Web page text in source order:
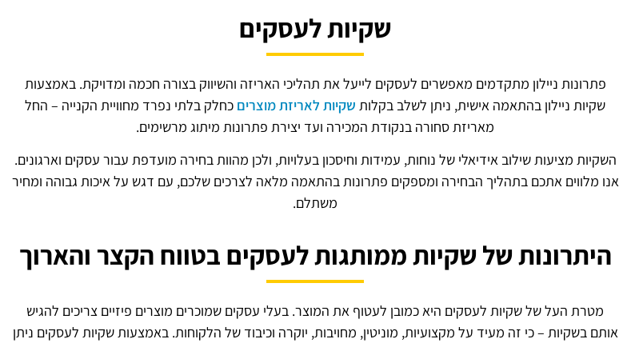
שקיות לעסקים
פתרונות ניילון מתקדמים מאפשרים לעסקים לייעל את תהליכי האריזה והשיווק בצורה חכמה ומדויקת. באמצעות
שקיות ניילון בהתאמה אישית, ניתן לשלב בקלות שקיות לאריזת מוצרים כחלק בלתי נפרד מחוויית הקנייה – החל
מאריזת סחורה בנקודת המכירה ועד יצירת פתרונות מיתוג מרשימים.
השקיות מציעות שילוב אידיאלי של נוחות, עמידות וחיסכון בעלויות, ולכן מהוות בחירה מועדפת עבור עסקים וארגונים.
אנו מלווים אתכם בתהליך הבחירה ומספקים פתרונות בהתאמה מלאה לצרכים שלכם, עם דגש על איכות גבוהה ומחיר
משתלם.
היתרונות של שקיות ממותגות לעסקים בטווח הקצר והארוך
מטרת העל של שקיות לעסקים היא כמובן לעטוף את המוצר. בעלי עסקים שמוכרים מוצרים פיזיים צריכים להגיש
אותם בשקיות – כי זה מעיד על מקצועיות, מוניטין, מחויבות, יוקרה וכיבוד של הלקוחות. באמצעות שקיות לעסקים ניתן